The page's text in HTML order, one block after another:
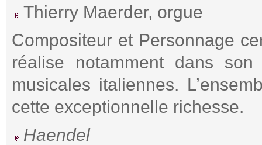
Thierry Maerder, orgue
Compositeur et Personnage
réalise notamment dans
musicales italiennes.
cette exceptionnelle richesse.
Haendel